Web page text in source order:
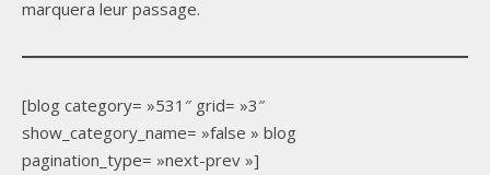
marquera leur passage.
[blog category= »531″ grid= »3″
show_category_name= »false » blog
pagination_type= »next-prev »]